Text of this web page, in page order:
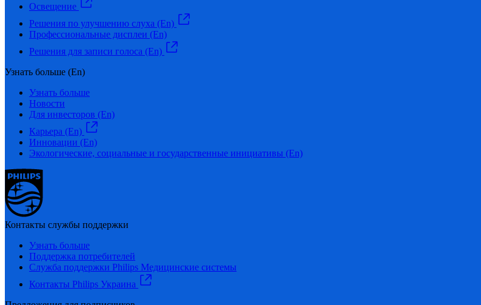
Освещение
Решения по улучшению слуха (En)
Профессиональные дисплеи (En)
Решения для записи голоса (En)
Узнать больше (En)
Узнать больше
Новости
Для инвесторов (En)
Карьера (En)
Инновации (En)
Экологические, социальные и государственные инициативы (En)
Контакты службы поддержки
Узнать больше
Поддержка потребителей
Служба поддержки Philips Медицинские системы
Контакты Philips Украина